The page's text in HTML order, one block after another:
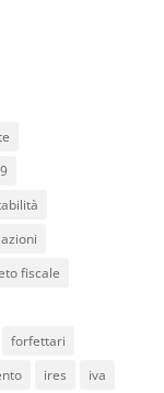
fiscale
forfettari
ires iva